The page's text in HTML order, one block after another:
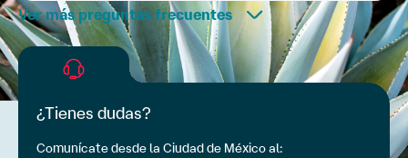
retiros de efectivo ilimitados sin costo en más de
9,000 cajeros automáticos Banamex en México.
Para más información consulta los anexos de
comisiones de MiCuenta y Cuenta Priority.
Claro, tu cuenta seguirá operando sin problemas,
aunque es importante recordar que después de
tres meses de no recibir depósitos de nómina se
empezarán a cobrar las comisiones aplicables al
producto bajo el esquema con el que se abrió la
da Nómina Banamex.
¿Tienes dudas?
Comunícate desde la Ciudad de México al: